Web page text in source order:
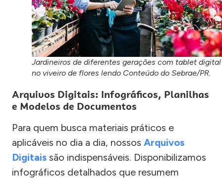
Jardineiros de diferentes gerações com tablet digital
no viveiro de flores lendo Conteúdo do Sebrae/PR.
Arquivos Digitais: Infográficos, Planilhas
e Modelos de Documentos
Para quem busca materiais práticos e
aplicáveis no dia a dia, nossos Arquivos
Digitais são indispensáveis. Disponibilizamos
infográficos detalhados que resumem